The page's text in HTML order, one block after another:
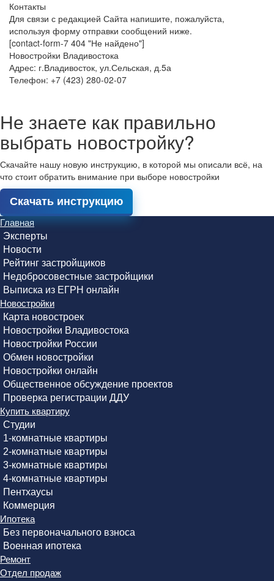
Контакты
Для связи с редакцией Сайта напишите, пожалуйста,
используя форму отправки сообщений ниже.
[contact-form-7 404 "Не найдено"]
Новостройки Владивостока
Адрес: г.Владивосток, ул.Сельская, д.5а
Телефон: +7 (423) 280-02-07
Не знаете как правильно
выбрать новостройку?
Скачайте нашу новую инструкцию, в которой мы описали всё, на
что стоит обратить внимание при выборе новостройки
Скачать инструкцию
Главная
Эксперты
Новости
Рейтинг застройщиков
Недобросовестные застройщики
Выписка из ЕГРН онлайн
Новостройки
Карта новостроек
Новостройки Владивостока
Новостройки России
Обмен новостройки
Новостройки онлайн
Общественное обсуждение проектов
Проверка регистрации ДДУ
Купить квартиру
Студии
1-комнатные квартиры
2-комнатные квартиры
3-комнатные квартиры
4-комнатные квартиры
Пентхаусы
Коммерция
Ипотека
Без первоначального взноса
Военная ипотека
Ремонт
Отдел продаж